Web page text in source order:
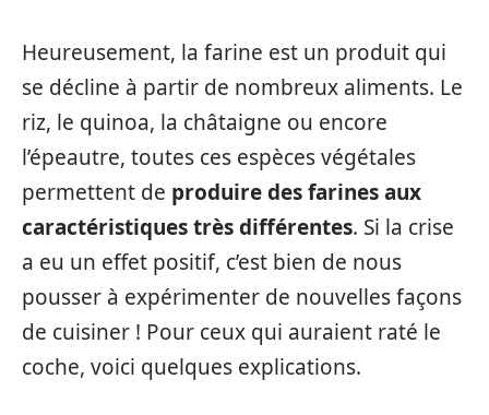
Heureusement, la farine est un produit qui
se décline à partir de nombreux aliments. Le
riz, le quinoa, la châtaigne ou encore
l’épeautre, toutes ces espèces végétales
permettent de produire des farines aux
caractéristiques très différentes. Si la crise
a eu un effet positif, c’est bien de nous
pousser à expérimenter de nouvelles façons
de cuisiner ! Pour ceux qui auraient raté le
coche, voici quelques explications.